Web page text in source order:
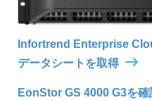
Infortrend Enterprise
データシートを取得
EonStor GS 4000 G3を確